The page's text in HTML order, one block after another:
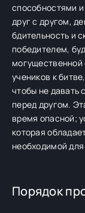
способностями
друг с другом,
бдительность и
победителем,
могущественной
учеников к
чтобы не давать
перед другом.
время опасной;
которая
необходимой
Порядок